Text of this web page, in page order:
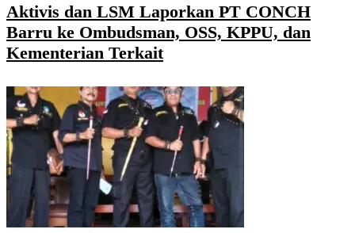
Aktivis dan LSM Laporkan PT CONCH
Barru ke Ombudsman, OSS, KPPU, dan
Kementerian Terkait